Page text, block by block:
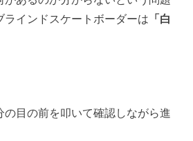
ラインドスケートボーダーは 「白
の目の前を叩いて確認しながら進